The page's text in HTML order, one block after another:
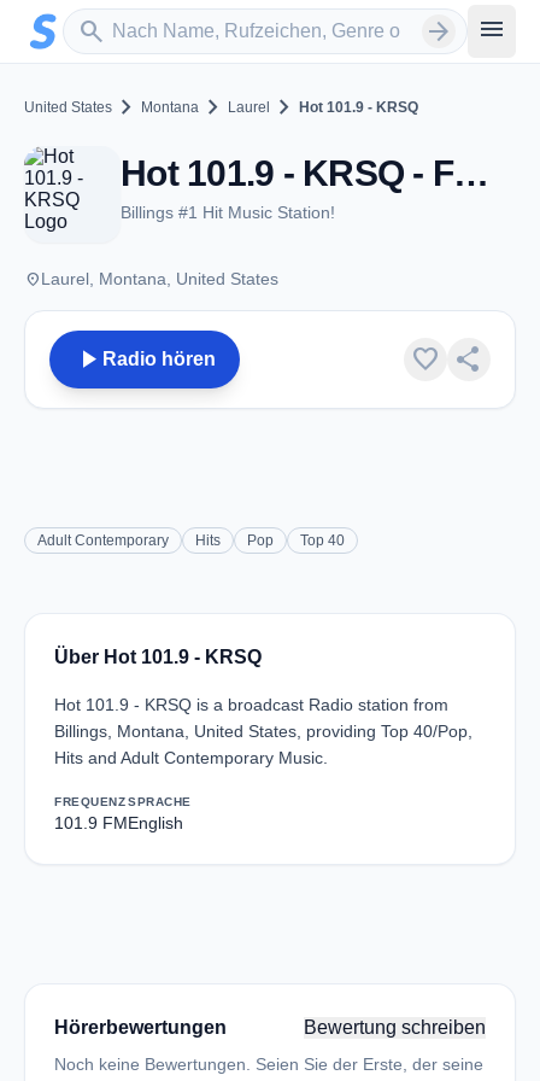
Zum Hauptinhalt springen
search
Sender suchen arrow_forward menu
United States chevron_right Montana chevron_right Laurel chevron_right Hot 101.9 - KRSQ
Hot 101.9 - KRSQ - FM 101.9 - Laurel, MT
Billings #1 Hit Music Station!
placeLaurel, Montana, United States
play_arrow Radio hören favorite share
Adult Contemporary Hits Pop Top 40
Über Hot 101.9 - KRSQ
Hot 101.9 - KRSQ is a broadcast Radio station from
Billings, Montana, United States, providing Top 40/Pop,
Hits and Adult Contemporary Music.
FREQUENZ
101.9 FM
SPRACHE
English
Hörerbewertungen Bewertung schreiben
Noch keine Bewertungen. Seien Sie der Erste, der seine